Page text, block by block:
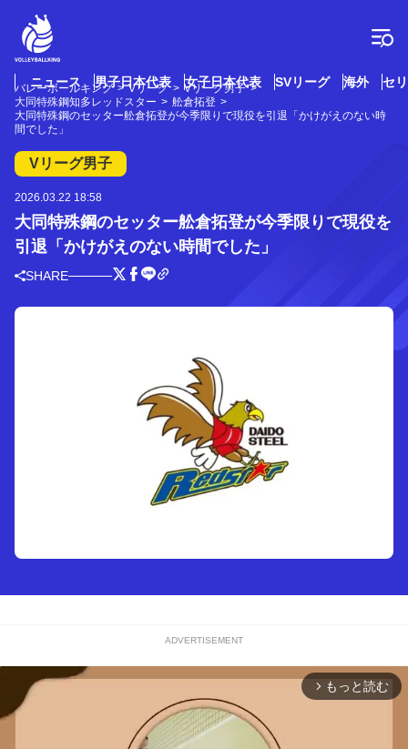
ニュース 男子日本代表 女子日本代表 SVリーグ 海外 セ
バレーボールキング Vリーグ
Vリーグ男子
大同特殊鋼知多レッドスター
舩倉拓登
大同特殊鋼のセッター舩倉拓登が今季限りで現役を引退「かけがえのない時
間でした」
Vリーグ男子
2026.03.22 18:58
大同特殊鋼のセッター舩倉拓登が今季限りで現役を
引退「かけがえのない時間でした」
SHARE
ADVERTISEMENT
arrow_forward_ios もっと読む